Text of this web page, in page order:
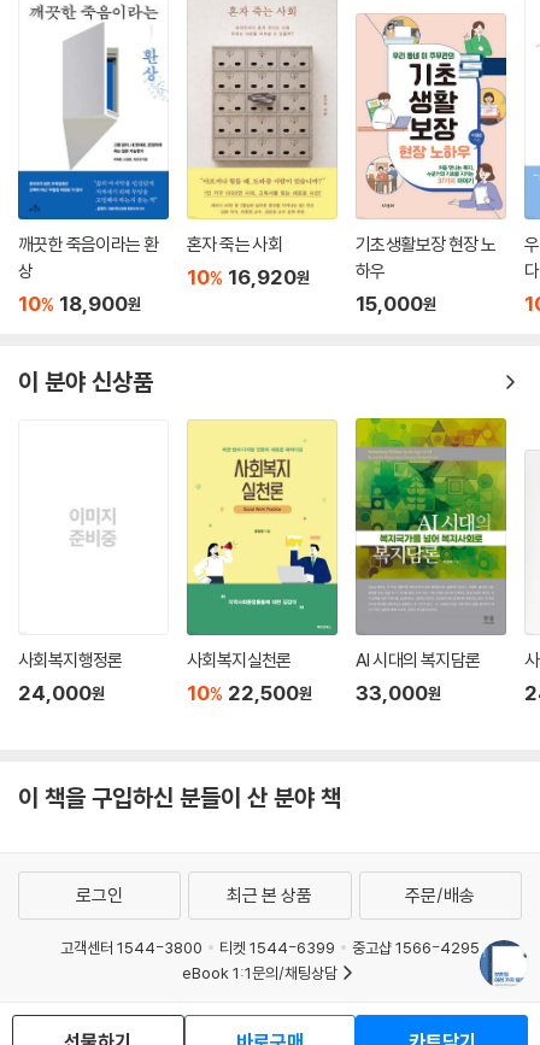
혁신위원들은 한 나라에서 보훈이 사회적 가치와 비전을 담는 중요한 일이
라는 것을 알게 되었고, 직원들은 보훈처 혁신이 그들의 자긍심으로 이어
질 수 있음을 깨달았다. 마치 국방부 출장소 같은 부처 환경에서도 꾸준히
개혁을 위해 노력했던 분들이 적지 않았다. 그렇게 곪거나 취약한 부분은
새 살이 돋아나고 있었다.(이 활동의 결과는 1) 보훈처 위법 및 부당행위 재
발 방지, 2) 독립운동 보상과 예우, 3) 공정성과 형평성 강화, 4) 보훈처 위
상과 역량이라는 네 부문에서 권고안으로 정리되었다.)
시민 곁으로 돌아온 보훈
보훈교육연구원의 이번 총서는 위 권고안의 이론적 기초의 성격을 띤다.
가보훈기본법」의 표현을 가져오면, “국가를 위하여 희생하거나 공헌한 사
람의 숭고한 정신을 선양하고 그와 그 유족 또는 가족의 영예로운 삶과 복
지향상을 도모하며 나아가 국민의 나라사랑정신 함양에 이바지”하는 행위
이다(제1조). 보훈은 네 가지 범주로 이루어진다. ‘독립’, ‘호국’, ‘민주’라는
세 범주에 ‘사회공헌’까지 보태 넷이다. 이번에 발간된 1차 ‘보훈문화총
서’의 제목과 목차를 보면 현재 보훈을 고민하는 지점을 알 수 있다.
먼저 7권의 제목을 소개하면 다음과 같다: ① 『복지로 읽는 보훈』, ② 『보
건으로 읽는 보훈』, ③ 『보훈의 여러 가지 얼굴』, ④ 『남에서 북을 다시 보
다: 탈북 박사들이 보는 북한의 보훈』, ⑤ 『통일로 가는 보훈』, ⑥ 『보훈3.
0: 시민과 함께 보훈 읽기』, ⑦ 『가족과 함께 하는 보훈』.
일반인을 위한 보훈 관련 단행본이 없다시피 한 상황에서 어느 하나 의미
없는 책은 없다. 그 중에서도 제4권은 돋보인다. 목차는 다음과 같다:
○ 북한 보훈제도: 어제와 오늘, 그리고 내일(강채연)
위 필자들은 전부 한반도의 통일을 위해 연구와 강의로 헌신하고 있는 탈
북자들이다. 탈북 연구자들이 ‘북한보훈론’을 소개했다니, 남과 북의 대결
구도로 탄생한 보훈제도가 다시 남북 간 통합에 기여할 수 있다는, 아니 기
이어서 통일연구원과 공동 기획하여 출판한 제5권 『통일로 가는 보훈』도
깨끗한 죽음이라는 환
상
10% 18,900원
혼자 죽는 사회
10% 16,920원
기초생활보장 현장 노
하우
15,000원
다
이 분야 신상품
사회복지행정론
24,000원
사회복지실천론
10% 22,500원
AI 시대의 복지담론
33,000원
이 책을 구입하신 분들이 산 분야 책
로그인 최근 본 상품 주문/배송
고객센터 1544-3800 티켓 1544-6399
중고샵 1566-4295
eBook 1:1문의/채팅상담